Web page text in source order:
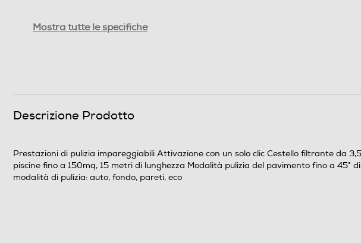
Mostra tutte le specifiche
Descrizione Prodotto
Prestazioni di pulizia impareggiabili Attivazione con un solo clic Cestello filtrante da
piscine fino a 150mq, 15 metri di lunghezza Modalità pulizia del pavimento fino a
modalità di pulizia: auto, fondo, pareti, eco